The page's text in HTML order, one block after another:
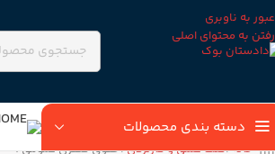
عبور به ناوبری
رفتن به محتوای اصلی
دسته بندی محصولات
خانه کتب علمی و کاربردی حقوق کیفری عمومی ۱